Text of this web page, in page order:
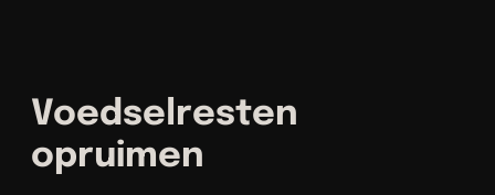
Voedselresten
opruimen